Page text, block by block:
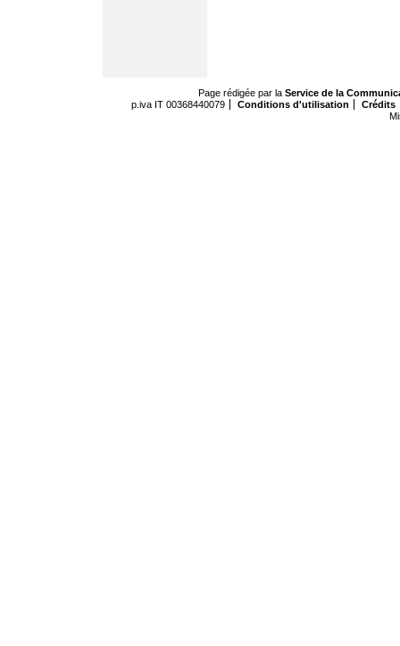
Page rédigée par la Service de la
p.iva IT 00368440079
Conditions d'utilisation
Crédits